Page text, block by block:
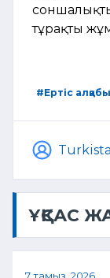
тұрақты
#Ертіс алқабы
ҰҚСАС